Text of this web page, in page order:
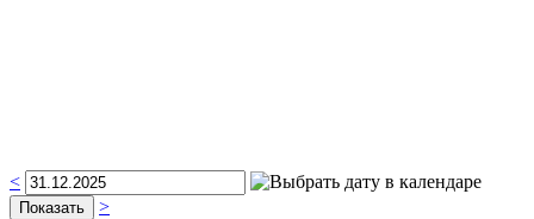
<
>